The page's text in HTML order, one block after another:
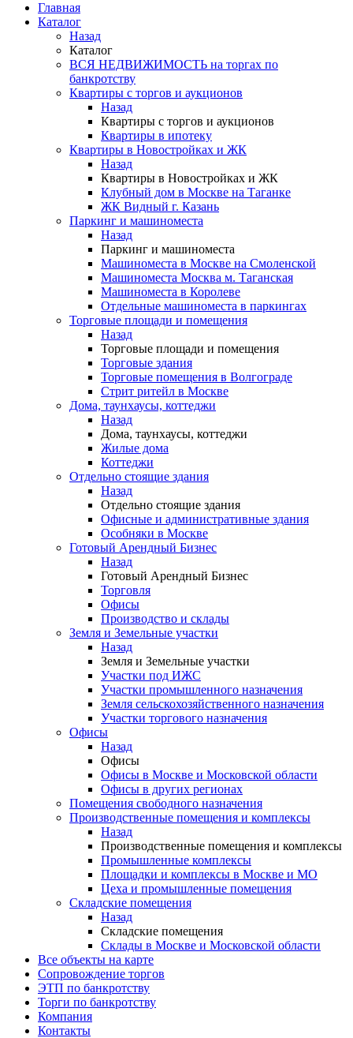
Главная
Каталог
Назад
Каталог
ВСЯ НЕДВИЖИМОСТЬ на торгах по
банкротству
Квартиры с торгов и аукционов
Назад
Квартиры с торгов и аукционов
Квартиры в ипотеку
Квартиры в Новостройках и ЖК
Назад
Квартиры в Новостройках и ЖК
Клубный дом в Москве на Таганке
ЖК Видный г. Казань
Паркинг и машиноместа
Назад
Паркинг и машиноместа
Машиноместа в Москве на Смоленской
Машиноместа Москва м. Таганская
Машиноместа в Королеве
Отдельные машиноместа в паркингах
Торговые площади и помещения
Назад
Торговые площади и помещения
Торговые здания
Торговые помещения в Волгограде
Стрит ритейл в Москве
Дома, таунхаусы, коттеджи
Назад
Дома, таунхаусы, коттеджи
Жилые дома
Коттеджи
Отдельно стоящие здания
Назад
Отдельно стоящие здания
Офисные и административные здания
Особняки в Москве
Готовый Арендный Бизнес
Назад
Готовый Арендный Бизнес
Торговля
Офисы
Производство и склады
Земля и Земельные участки
Назад
Земля и Земельные участки
Участки под ИЖС
Участки промышленного назначения
Земля сельскохозяйственного назначения
Участки торгового назначения
Офисы
Назад
Офисы
Офисы в Москве и Московской области
Офисы в других регионах
Помещения свободного назначения
Производственные помещения и комплексы
Назад
Производственные помещения и комплексы
Промышленные комплексы
Площадки и комплексы в Москве и МО
Цеха и промышленные помещения
Складские помещения
Назад
Складские помещения
Склады в Москве и Московской области
Все объекты на карте
Сопровождение торгов
ЭТП по банкротству
Торги по банкротству
Компания
Контакты